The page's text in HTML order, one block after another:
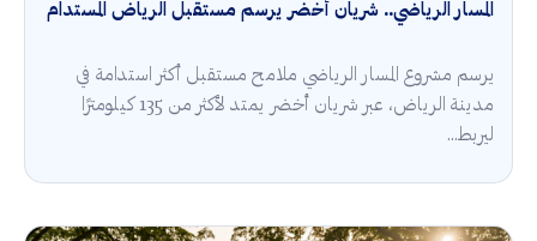
المسار الرياضي.. شريان أخضر يرسم مستقبل الرياض المستدام
يرسم مشروع المسار الرياضي ملامح مستقبل أكثر استدامة في
مدينة الرياض، عبر شريان أخضر يمتد لأكثر من 135 كيلومترًا
ليربط...